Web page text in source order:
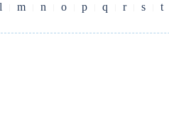
l m n o p q r s t